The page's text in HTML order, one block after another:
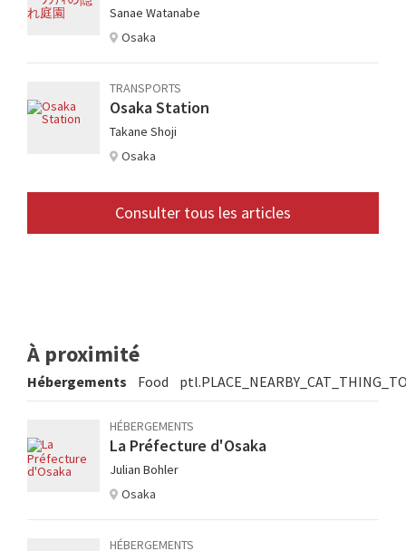
Sanae Watanabe
Osaka
TRANSPORTS
Osaka Station
Takane Shoji
Osaka
Consulter tous les articles
À proximité
Hébergements Food
HÉBERGEMENTS
La Préfecture d'Osaka
Julian Bohler
Osaka
HÉBERGEMENTS